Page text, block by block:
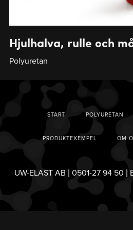
Hjulhalva, rulle och
Polyuretan
START POLYURETAN
PRODUKTEXEMPEL OM
UW-ELAST AB | 0501-27 94 50 |